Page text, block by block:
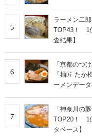
5
ラーメン二
TOP43！ 1
査結果】
6
「京都のつ
「麺匠 たか
ーメンデータ
7
「神奈川の
TOP20！ 1
タベース】